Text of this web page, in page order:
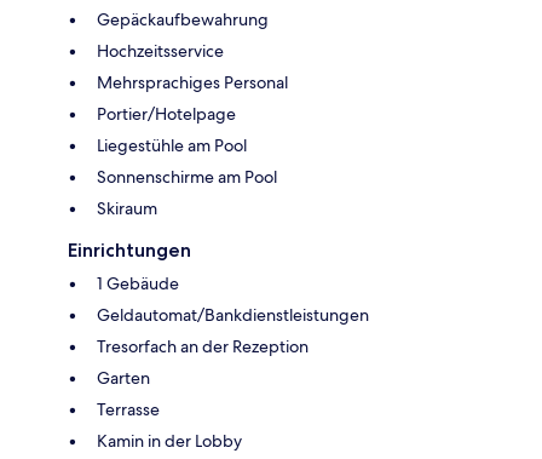
Gepäckaufbewahrung
Hochzeitsservice
Mehrsprachiges Personal
Portier/Hotelpage
Liegestühle am Pool
Sonnenschirme am Pool
Skiraum
Einrichtungen
1 Gebäude
Geldautomat/Bankdienstleistungen
Tresorfach an der Rezeption
Garten
Terrasse
Kamin in der Lobby